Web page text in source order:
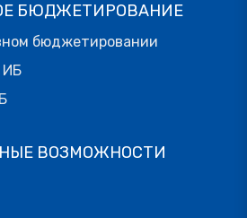
БЮДЖЕТИРОВАНИЕ
бюджетировании
ИБ
ВОЗМОЖНОСТИ